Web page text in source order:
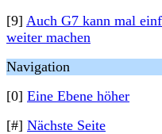
[9] Auch G7 kann mal
weiter machen
Navigation
[0] Eine Ebene höher
[#] Nächste Seite